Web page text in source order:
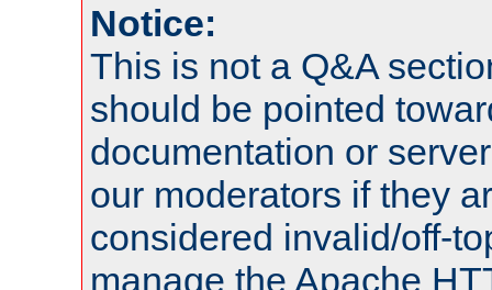
Notice:
This is not a Q&A
should be pointed
documentation or
our moderators if they
considered invalid/off-
manage the Apache